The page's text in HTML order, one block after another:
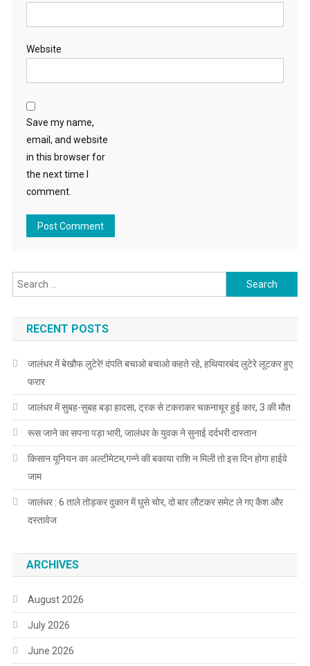
Website
Save my name,
email, and website
in this browser for
the next time I
comment.
Search for:
RECENT POSTS
जालंधर में बेखौफ लुटेरे! दंपति बचाओ बचाओ कहते रहे, हथियारबंद लुटेरे लूटकर हुए
फरार
जालंधर में सुबह-सुबह बड़ा हादसा, ट्रक से टकराकर चकनाचूर हुई कार, 3 की मौत
रूस जाने का सपना पड़ा भारी, जालंधर के युवक ने सुनाई दर्दभरी दास्तान
किसान यूनियन का अल्टीमेटम,गन्ने की बकाया राशि न मिली तो इस दिन होगा हाईवे
जाम
जालंधर : 6 ताले तोड़कर दुकान में घुसे चोर, दो बार लौटकर समेट ले गए कैश और
दस्तावेज
ARCHIVES
August 2026
July 2026
June 2026